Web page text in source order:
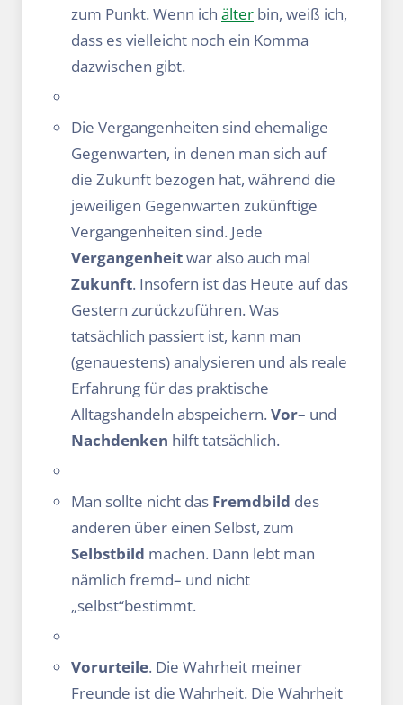
zum Punkt. Wenn ich älter bin, weiß ich,
dass es vielleicht noch ein Komma
dazwischen gibt.
Die Vergangenheiten sind ehemalige
Gegenwarten, in denen man sich auf
die Zukunft bezogen hat, während die
jeweiligen Gegenwarten zukünftige
Vergangenheiten sind. Jede
Vergangenheitwar also auch mal
Zukunft. Insofern ist das Heute auf das
Gestern zurückzuführen. Was
tatsächlich passiert ist, kann man
(genauestens) analysieren und als reale
Erfahrung für das praktische
Alltagshandeln abspeichern. Vor– und
Nachdenken hilft tatsächlich.
Man sollte nicht das Fremdbild des
anderen über einen Selbst, zum
Selbstbild machen. Dann lebt man
nämlich fremd– und nicht
„selbst“bestimmt.
Vorurteile. Die Wahrheit meiner
Freunde ist die Wahrheit. Die Wahrheit